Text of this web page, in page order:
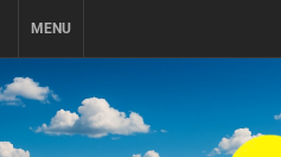
MENU